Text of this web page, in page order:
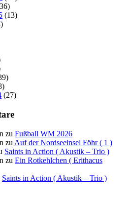
(13)
(27)
zu Fußball WM 2026
zu Auf der Nordseeinsel Föhr ( 1 )
Saints in Action ( Akustik – Trio )
zu Ein Rotkehlchen ( Erithacus
Saints in Action ( Akustik – Trio )